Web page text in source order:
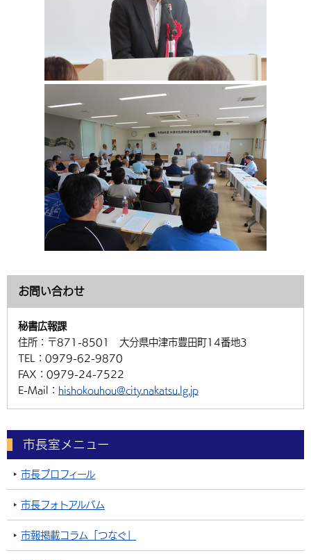
お問い合わせ
秘書広報課
住所： 〒871-8501 大分県中津市豊田町14番地3
TEL： 0979-62-9870
FAX： 0979-24-7522
E-Mail： hishokouhou@city.nakatsu.lg.jp
市長室メニュー
市長プロフィール
市長フォトアルバム
市報掲載コラム「つなぐ」